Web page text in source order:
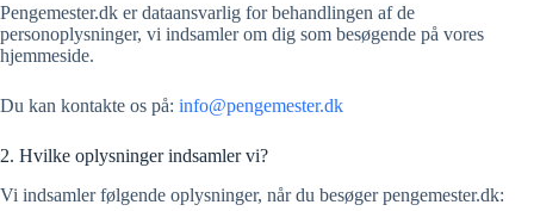
Pengemester.dk er dataansvarlig for behandlingen af de
personoplysninger, vi indsamler om dig som besøgende på vores
hjemmeside.
Du kan kontakte os på: info@pengemester.dk
2. Hvilke oplysninger indsamler vi?
Vi indsamler følgende oplysninger, når du besøger pengemester.dk: